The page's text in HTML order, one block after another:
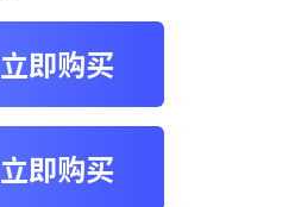
立即购买
立即购买